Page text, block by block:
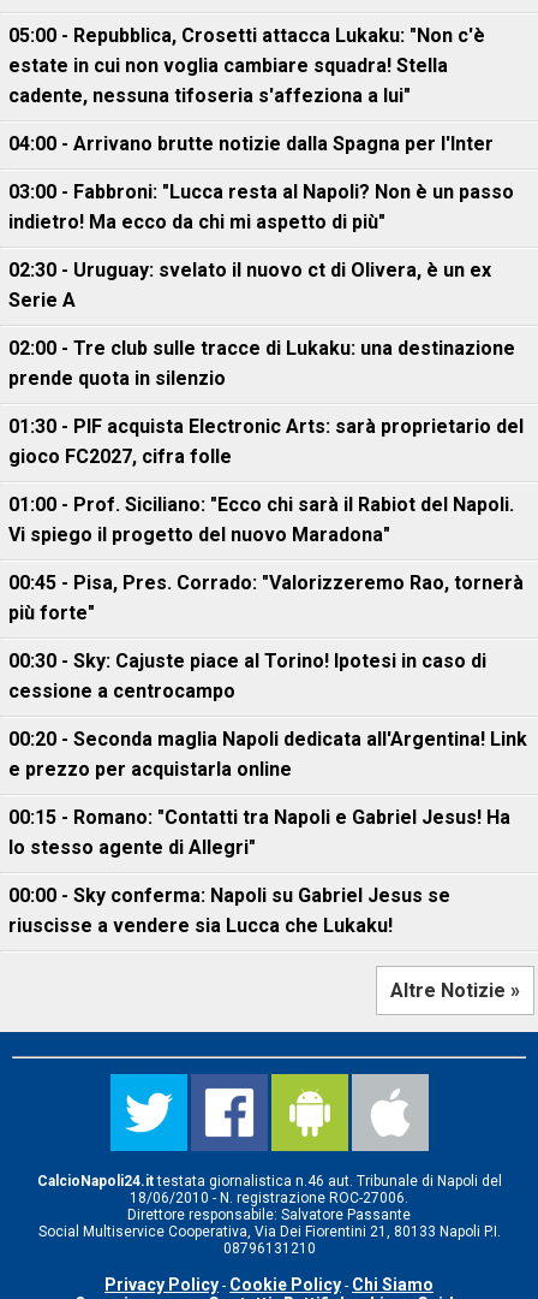
05:00 - Repubblica, Crosetti attacca Lukaku: "Non c'è
estate in cui non voglia cambiare squadra! Stella
cadente, nessuna tifoseria s'affeziona a lui"
04:00 - Arrivano brutte notizie dalla Spagna per l'Inter
03:00 - Fabbroni: "Lucca resta al Napoli? Non è un passo
indietro! Ma ecco da chi mi aspetto di più"
02:30 - Uruguay: svelato il nuovo ct di Olivera, è un ex
Serie A
02:00 - Tre club sulle tracce di Lukaku: una destinazione
prende quota in silenzio
01:30 - PIF acquista Electronic Arts: sarà proprietario del
gioco FC2027, cifra folle
01:00 - Prof. Siciliano: "Ecco chi sarà il Rabiot del Napoli.
Vi spiego il progetto del nuovo Maradona"
00:45 - Pisa, Pres. Corrado: "Valorizzeremo Rao, tornerà
più forte"
00:30 - Sky: Cajuste piace al Torino! Ipotesi in caso di
cessione a centrocampo
00:20 - Seconda maglia Napoli dedicata all'Argentina! Link
e prezzo per acquistarla online
00:15 - Romano: "Contatti tra Napoli e Gabriel Jesus! Ha
lo stesso agente di Allegri"
00:00 - Sky conferma: Napoli su Gabriel Jesus se
riuscisse a vendere sia Lucca che Lukaku!
Altre Notizie »
CalcioNapoli24.ittestata giornalistica n.46 aut. Tribunale di Napoli del
18/06/2010 - N. registrazione ROC-27006.
Direttore responsabile: Salvatore Passante
Social Multiservice Cooperativa, Via Dei Fiorentini 21, 80133 Napoli P.I.
08796131210
Privacy Policy - Cookie Policy - Chi Siamo